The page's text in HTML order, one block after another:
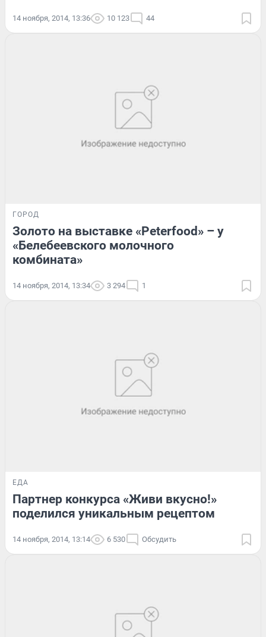
14 ноября, 2014, 13:36 10 123 44
ГОРОД
Золото на выставке «Peterfood» – у
«Белебеевского молочного
комбината»
14 ноября, 2014, 13:34 3 294 1
ЕДА
Партнер конкурса «Живи вкусно!»
поделился уникальным рецептом
14 ноября, 2014, 13:14 6 530 Обсудить